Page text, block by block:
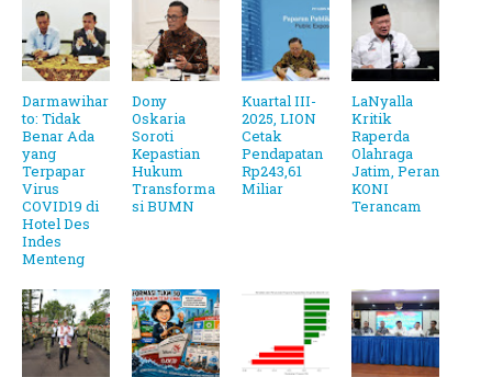
Darmawihar
to: Tidak
Benar Ada
yang
Terpapar
Virus
COVID19 di
Hotel Des
Indes
Menteng
Dony
Oskaria
Soroti
Kepastian
Hukum
Transforma
si BUMN
Kuartal III-
2025, LION
Cetak
Pendapatan
Rp243,61
Miliar
LaNyalla
Kritik
Raperda
Olahraga
Jatim, Peran
KONI
Terancam